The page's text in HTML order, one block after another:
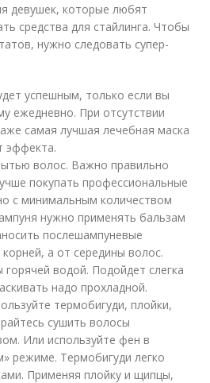
девушек, которые любят
средства для стайлинга. Чтобы
нужно следовать супер-
успешным, только если вы
ежедневно. При отсутствии
самая лучшая лечебная маска
эффекта.
волос. Важно правильно
покупать профессиональные
с минимальным количеством
нужно применять бальзам
послешампуневые
а от середины волос.
водой. Подойдет слегка
надо прохладной.
термобигуди, плойки,
сушить волосы
Или используйте фен в
режиме. Термобигуди легко
Применяя плойку и щипцы,